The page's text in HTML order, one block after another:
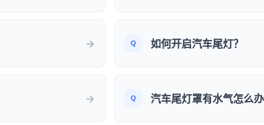
如何开启汽车尾灯？
汽车尾灯罩有水气怎么办